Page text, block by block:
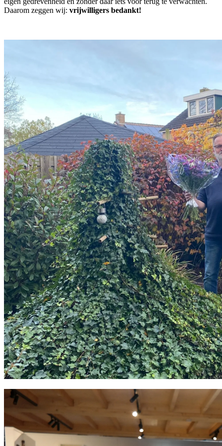
Daarom zeggen wij: vrijwilligers bedankt!